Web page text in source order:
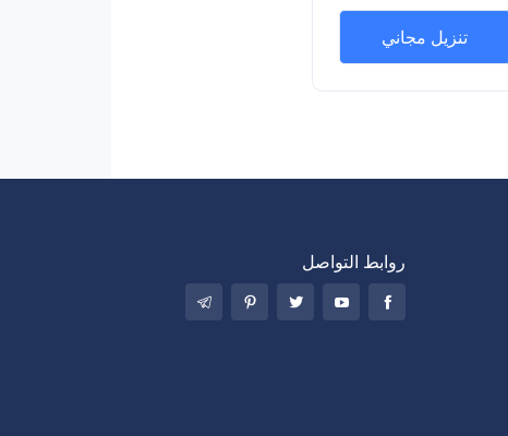
تنزيل مجاني
روابط التواصل